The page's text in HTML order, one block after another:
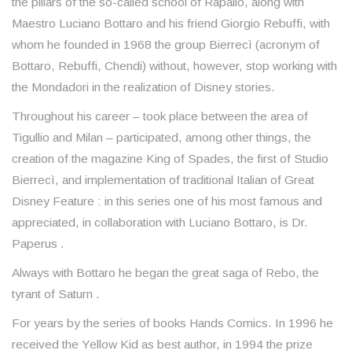
Maestro Luciano Bottaro and his friend Giorgio Rebuffi, with
whom he founded in 1968 the group Bierrecì (acronym of
Bottaro, Rebuffi, Chendi) without, however, stop working with
the Mondadori in the realization of Disney stories.
Throughout his career – took place between the area of
Tigullio and Milan – participated, among other things, the
creation of the magazine King of Spades, the first of Studio
Bierrecì, and implementation of traditional Italian of Great
Disney Feature : in this series one of his most famous and
appreciated, in collaboration with Luciano Bottaro, is Dr.
Paperus .
Always with Bottaro he began the great saga of Rebo, the
tyrant of Saturn .
For years by the series of books Hands Comics. In 1996 he
received the Yellow Kid as best author, in 1994 the prize